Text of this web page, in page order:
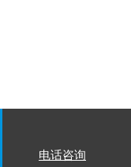
电话咨询